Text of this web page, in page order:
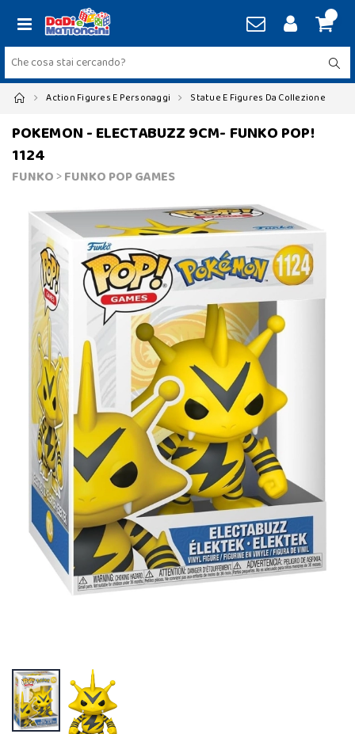
Action Figures E Personaggi Statue E Figures Da Collezione
POKEMON - ELECTABUZZ 9CM- FUNKO POP!
1124
FUNKO>FUNKO POP GAMES